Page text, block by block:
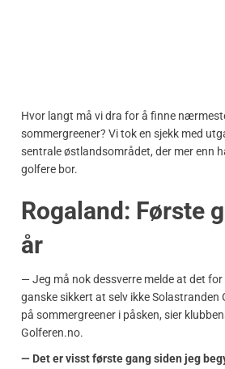
Hvor langt må vi dra for å finne
sommergreener? Vi tok en sjekk med
sentrale østlandsområdet, der mer enn
golfere bor.
Rogaland: Første
år
— Jeg må nok dessverre melde at det
ganske sikkert at selv ikke Solastranden
på sommergreener i påsken, sier
Golferen.no.
— Det er visst første gang siden jeg